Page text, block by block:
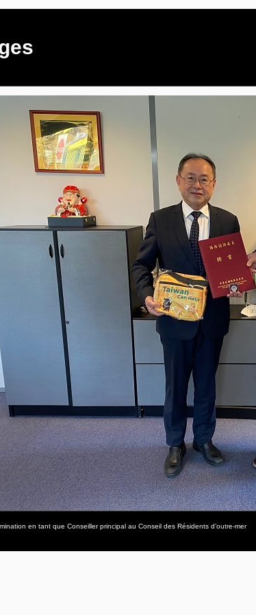
en tant que Conseiller principal au Conseil des Résidents d’outre-mer